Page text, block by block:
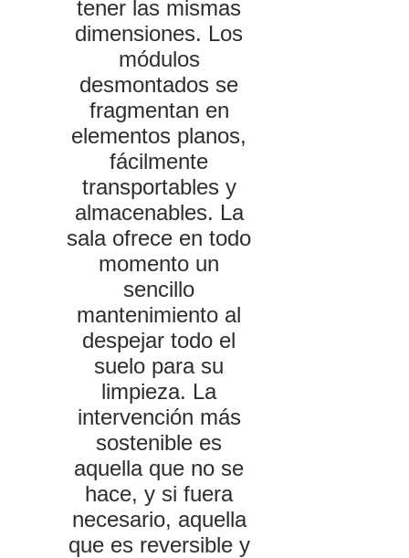
tener las mismas
dimensiones. Los
módulos
desmontados se
fragmentan en
elementos planos,
fácilmente
transportables y
almacenables. La
sala ofrece en todo
momento un
sencillo
mantenimiento al
despejar todo el
suelo para su
limpieza. La
intervención más
sostenible es
aquella que no se
hace, y si fuera
necesario, aquella
que es reversible y